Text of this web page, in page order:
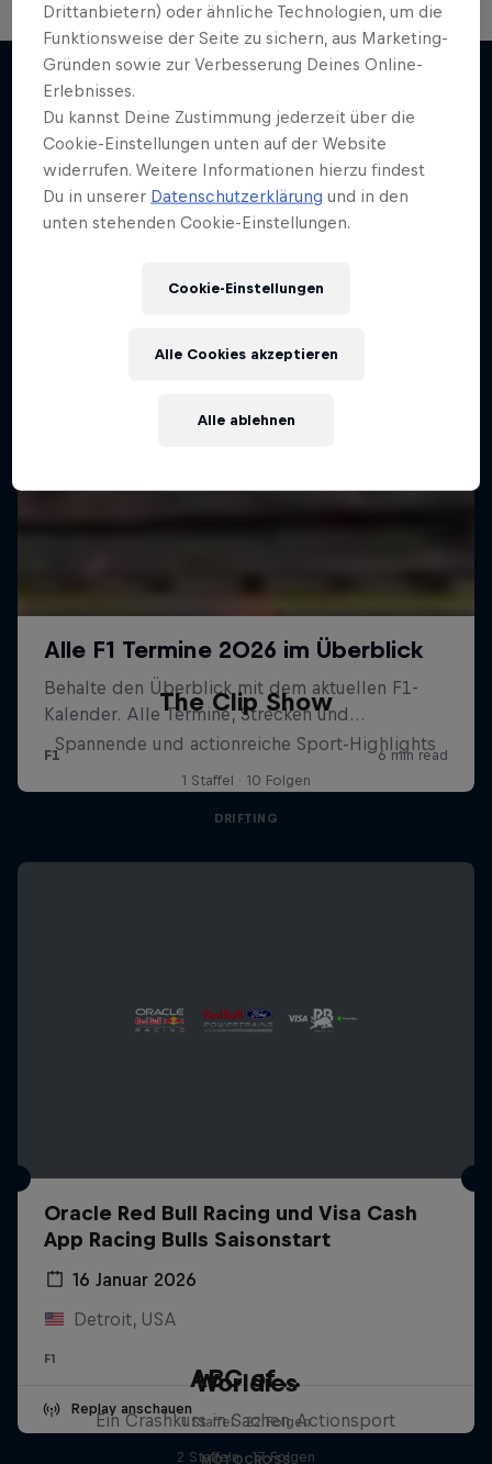
Weiter geht´s hier
Formel-1-Auto kehrt nach Indien
zurück
Das 2012er Indien-GP-Siegerauto in Aktion auf
dem Buddh International Circuit
F1
The Clip Show
Spannende und actionreiche Sport-Highlights
1 Staffel · 10 Folgen
DRIFTING
Oracle Red Bull Racing und Visa Cash
App Racing Bulls Saisonstart
16 Januar 2026
Detroit, USA
F1
Replay anschauen
Worldies
1 Staffel · 22 Folgen
MOTOCROSS
ABC of ...
Ein Crashkurs in Sachen Actionsport
2 Staffeln · 17 Folgen
Drittanbietern) oder ähnliche Technologien, um die
Funktionsweise der Seite zu sichern, aus Marketing-
Gründen sowie zur Verbesserung Deines Online-
Erlebnisses.
Du kannst Deine Zustimmung jederzeit über die
Cookie-Einstellungen unten auf der Website
widerrufen. Weitere Informationen hierzu findest
Du in unserer Datenschutzerklärung und in den
unten stehenden Cookie-Einstellungen.
Cookie-Einstellungen
Alle ablehnen
Alle Cookies akzeptieren